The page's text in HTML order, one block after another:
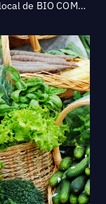
Uberall lleva el patrimonio local de BIO COMPANY a nuevas alturas digitales